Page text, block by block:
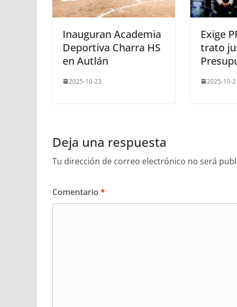
Inauguran Academia
Deportiva Charra HS
en Autlán
2025-10-23
Exige
trato
2025-10-
Deja una respuesta
Tu dirección de correo electrónico no será
Comentario *